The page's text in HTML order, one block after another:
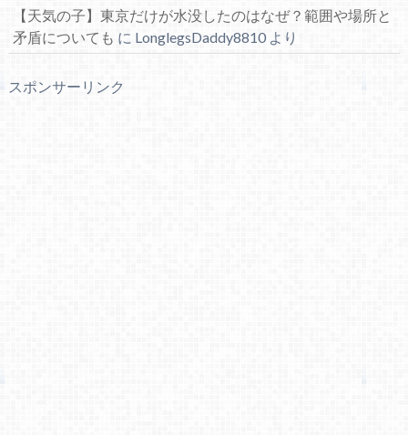
【天気の子】東京だけが水没したのはなぜ？範囲や場所と
矛盾についても に LonglegsDaddy8810より
スポンサーリンク